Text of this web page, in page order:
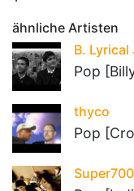
ähnliche Artisten
B. Lyrical
Pop
thyco
Pop
Super700